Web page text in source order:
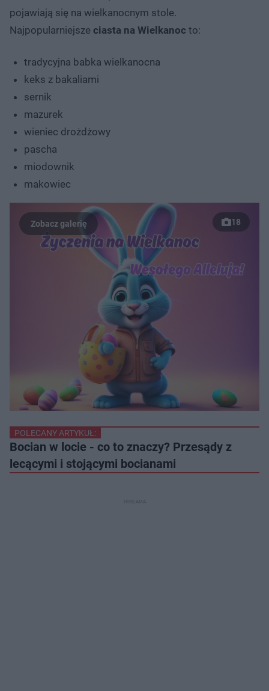
pojawiają się na wielkanocnym stole.
Najpopularniejsze ciasta na Wielkanoc to:
tradycyjna babka wielkanocna
keks z bakaliami
sernik
mazurek
wieniec drożdżowy
pascha
miodownik
makowiec
18
POLECANY ARTYKUŁ:
Bocian w locie - co to znaczy? Przesądy z
lecącymi i stojącymi bocianami